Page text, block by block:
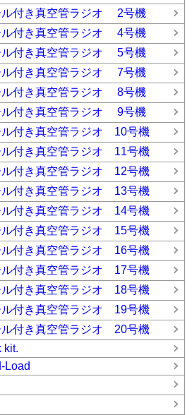
ル付き真空管ラジオ 2号機
ル付き真空管ラジオ 4号機
ル付き真空管ラジオ 5号機
ル付き真空管ラジオ 7号機
ル付き真空管ラジオ 8号機
ル付き真空管ラジオ 9号機
ル付き真空管ラジオ 10号機
ル付き真空管ラジオ 11号機
ル付き真空管ラジオ 12号機
ル付き真空管ラジオ 13号機
ル付き真空管ラジオ 14号機
ル付き真空管ラジオ 15号機
ル付き真空管ラジオ 16号機
ル付き真空管ラジオ 17号機
ル付き真空管ラジオ 18号機
ル付き真空管ラジオ 19号機
ル付き真空管ラジオ 20号機
kit.
Load